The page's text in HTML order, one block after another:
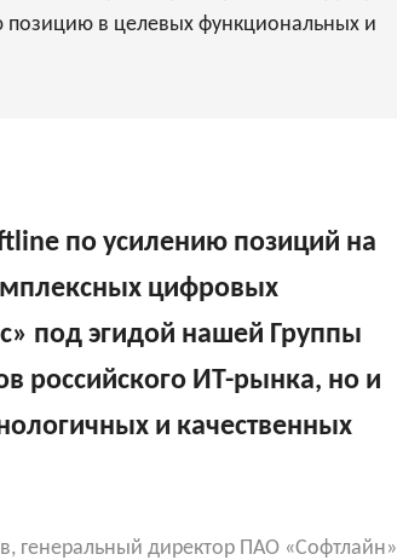
позицию в целевых функциональных и
по усилению позиций на
цифровых
под эгидой нашей Группы
российского ИТ-рынка, но и
и качественных
генеральный директор ПАО «Софтлайн»